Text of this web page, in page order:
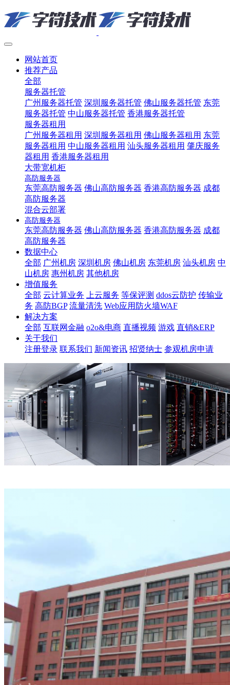
网站首页
推荐产品
全部
服务器托管
广州服务器托管 深圳服务器托管 佛山服务器托管 东莞
服务器托管 中山服务器托管 香港服务器托管
服务器租用
广州服务器租用 深圳服务器租用 佛山服务器租用 东莞
服务器租用 中山服务器租用 汕头服务器租用 肇庆服务
器租用 香港服务器租用
大带宽机柜
高防服务器
东莞高防服务器 佛山高防服务器 香港高防服务器 成都
高防服务器
混合云部署
高防服务器
东莞高防服务器 佛山高防服务器 香港高防服务器 成都
高防服务器
数据中心
全部 广州机房 深圳机房 佛山机房 东莞机房 汕头机房 中
山机房 惠州机房 其他机房
增值服务
全部 云计算业务 上云服务 等保评测 ddos云防护 传输业
务 高防BGP 流量清洗 Web应用防火墙WAF
解决方案
全部 互联网金融 o2o&电商 直播视频 游戏 直销&ERP
关于我们
注册登录 联系我们 新闻资讯 招贤纳士 参观机房申请